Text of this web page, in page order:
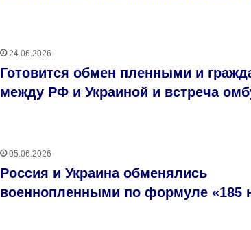
24.06.2026
Готовится обмен пленными и
между РФ и Украиной и встреча
05.06.2026
Россия и Украина обменялись
военнопленными по формуле «185